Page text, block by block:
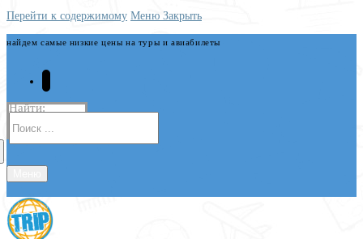
Перейти к содержимому Меню Закрыть
найдем самые низкие цены на туры и авиабилеты
Найти: